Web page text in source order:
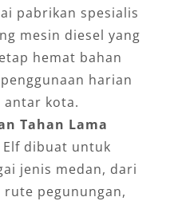
pabrikan spesialis
mesin diesel yang
hemat bahan
harian
antar kota.
Tahan Lama
Elf dibuat untuk
jenis medan, dari
pegunungan,